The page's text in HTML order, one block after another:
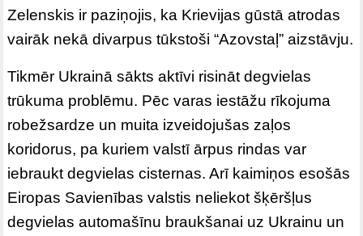
Zelenskis ir paziņojis, ka Krievijas gūstā atrodas
vairāk nekā divarpus tūkstoši “Azovstaļ” aizstāvju.
Tikmēr Ukrainā sākts aktīvi risināt degvielas
trūkuma problēmu. Pēc varas iestāžu rīkojuma
robežsardze un muita izveidojušas zaļos
koridorus, pa kuriem valstī ārpus rindas var
iebraukt degvielas cisternas. Arī kaimiņos esošās
Eiropas Savienības valstis neliekot šķēršļus
degvielas automašīnu braukšanai uz Ukrainu un